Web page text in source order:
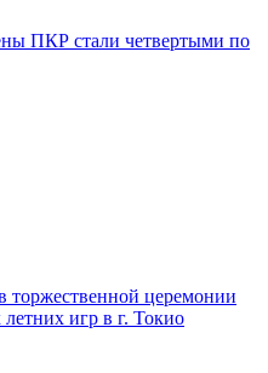
ПКР стали четвертыми по
торжественной церемонии
игр в г. Токио